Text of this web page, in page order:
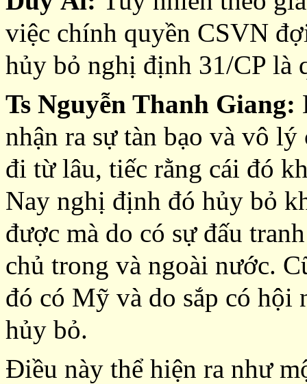
việc chính quyền CSVN
hủy bỏ nghị định 31/CP là
Ts Nguyễn Thanh Giang:
nhận ra sự tàn bạo và vô
đi từ lâu, tiếc rằng cái đó
Nay nghị định đó hủy bỏ
được mà do có sự đấu
chủ trong và ngoài nước.
đó có Mỹ và do sắp có
hủy bỏ.
Điều này thể hiện ra như